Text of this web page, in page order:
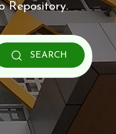
Repository.
SEARCH